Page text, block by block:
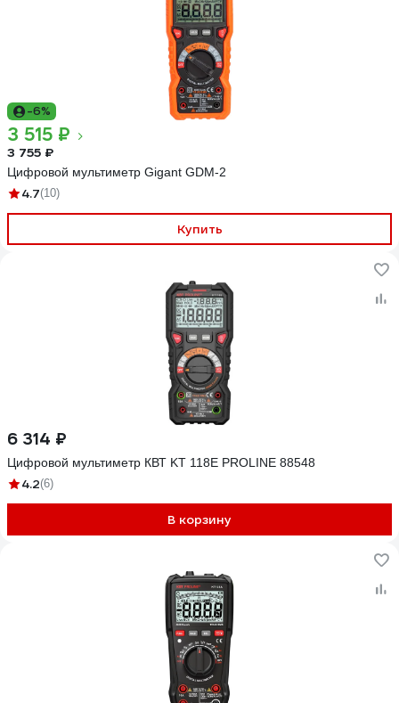
-6%
3 515 ₽
3 755 ₽
Цифровой мультиметр Gigant GDM-2
4.7(10)
Купить
6 314 ₽
Цифровой мультиметр КВТ KT 118E PROLINE 88548
4.2(6)
В корзину